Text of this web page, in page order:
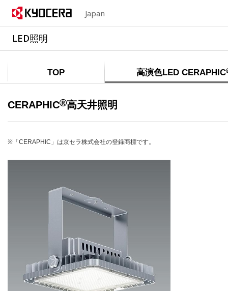
Japan
LED照明
TOP 高演色LED CERAPHIC
CERAPHIC 高天井照明
※「CERAPHIC」は京セラ株式会社の登録商標です。